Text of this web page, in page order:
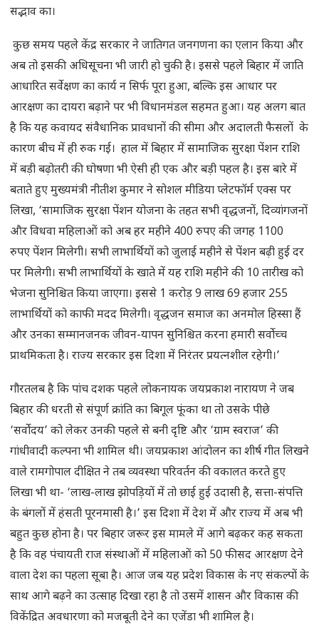
सद्भाव का।
कुछ समय पहले केंद्र सरकार ने जातिगत जनगणना का एलान किया और
अब तो इसकी अधिसूचना भी जारी हो चुकी है। इससे पहले बिहार में जाति
आधारित सर्वेक्षण का कार्य न सिर्फ पूरा हुआ, बल्कि इस आधार पर
आरक्षण का दायरा बढ़ाने पर भी विधानमंडल सहमत हुआ। यह अलग बात
है कि यह कवायद संवैधानिक प्रावधानों की सीमा और अदालती फैसलों के
कारण बीच में ही रुक गई। हाल में बिहार में सामाजिक सुरक्षा पेंशन राशि
में बड़ी बढ़ोतरी की घोषणा भी ऐसी ही एक और बड़ी पहल है। इस बारे में
बताते हुए मुख्यमंत्री नीतीश कुमार ने सोशल मीडिया प्लेटफॉर्म एक्स पर
लिखा, ‘सामाजिक सुरक्षा पेंशन योजना के तहत सभी वृद्धजनों, दिव्यांगजनों
और विधवा महिलाओं को अब हर महीने 400 रुपए की जगह 1100
रुपए पेंशन मिलेगी। सभी लाभार्थियों को जुलाई महीने से पेंशन बढ़ी हुई दर
पर मिलेगी। सभी लाभार्थियों के खाते में यह राशि महीने की 10 तारीख को
भेजना सुनिश्चित किया जाएगा। इससे 1 करोड़ 9 लाख 69 हजार 255
लाभार्थियों को काफी मदद मिलेगी। वृद्धजन समाज का अनमोल हिस्सा हैं
और उनका सम्मानजनक जीवन-यापन सुनिश्चित करना हमारी सर्वोच्च
प्राथमिकता है। राज्य सरकार इस दिशा में निरंतर प्रयत्नशील रहेगी।’
गौरतलब है कि पांच दशक पहले लोकनायक जयप्रकाश नारायण ने जब
बिहार की धरती से संपूर्ण क्रांति का बिगूल फूंका था तो उसके पीछे
‘सर्वोदय’ को लेकर उनकी पहले से बनी दृष्टि और ‘ग्राम स्वराज’ की
गांधीवादी कल्पना भी शामिल थी। जयप्रकाश आंदोलन का शीर्ष गीत लिखने
वाले रामगोपाल दीक्षित ने तब व्यवस्था परिवर्तन की वकालत करते हुए
लिखा भी था- ‘लाख-लाख झोपड़ियों में तो छाई हुई उदासी है, सत्ता-संपत्ति
के बंगलों में हंसती पूरनमासी है।’ इस दिशा में देश में और राज्य में अब भी
बहुत कुछ होना है। पर बिहार जरूर इस मामले में आगे बढ़कर कह सकता
है कि वह पंचायती राज संस्थाओं में महिलाओं को 50 फीसद आरक्षण देने
वाला देश का पहला सूबा है। आज जब यह प्रदेश विकास के नए संकल्पों के
साथ आगे बढ़ने का उत्साह दिखा रहा है तो उसमें शासन और विकास की
विकेंद्रित अवधारणा को मजबूती देने का एजेंडा भी शामिल है।